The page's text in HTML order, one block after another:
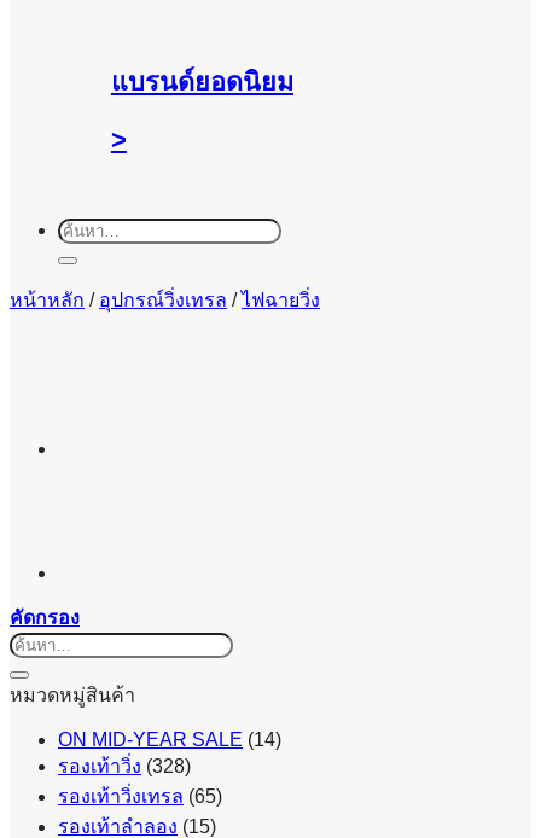
แบรนด์ยอดนิยม
>
ค้นหา:
หน้าหลัก / อุปกรณ์วิ่งเทรล / ไฟฉายวิ่ง
คัดกรอง
ค้นหา:
หมวดหมู่สินค้า
ON MID-YEAR SALE (14)
รองเท้าวิ่ง (328)
รองเท้าวิ่งเทรล (65)
รองเท้าลำลอง (15)